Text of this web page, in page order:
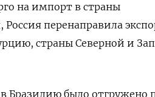
на импорт в страны
перенаправила
страны Северной и
Бразилию было отгружено